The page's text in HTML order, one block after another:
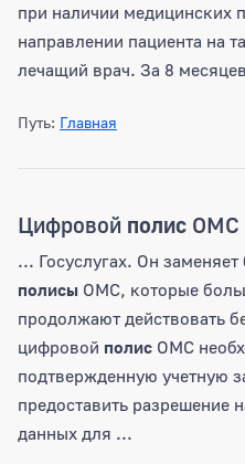
при наличии медицинских
направлении пациента на
лечащий врач. За 8
Путь: Главная
Цифровой полис ОМС
... Госуслугах. Он
полисы ОМС, которые
продолжают действовать
цифровой полис ОМС
подтвержденную учетную
предоставить разрешение
данных для ...